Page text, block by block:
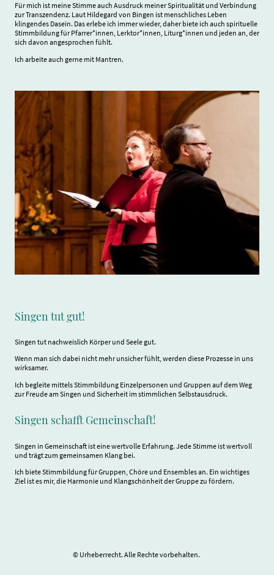
Für mich ist meine Stimme auch Ausdruck meiner Spiritualität und Verbindung
zur Transzendenz. Laut Hildegard von Bingen ist menschliches Leben
klingendes Dasein. Das erlebe ich immer wieder, daher biete ich auch spirituelle
Stimmbildung für Pfarrer*innen, Lerktor*innen, Liturg*innen und jeden an, der
sich davon angesprochen fühlt.
Ich arbeite auch gerne mit Mantren.
Singen tut gut!
Singen tut nachweislich Körper und Seele gut.
Wenn man sich dabei nicht mehr unsicher fühlt, werden diese Prozesse in uns
wirksamer.
Ich begleite mittels Stimmbildung Einzelpersonen und Gruppen auf dem Weg
zur Freude am Singen und Sicherheit im stimmlichen Selbstausdruck.
Singen schafft Gemeinschaft!
Singen in Gemeinschaft ist eine wertvolle Erfahrung. Jede Stimme ist wertvoll
und trägt zum gemeinsamen Klang bei.
Ich biete Stimmbildung für Gruppen, Chöre und Ensembles an. Ein wichtiges
Ziel ist es mir, die Harmonie und Klangschönheit der Gruppe zu fördern.
© Urheberrecht. Alle Rechte vorbehalten.